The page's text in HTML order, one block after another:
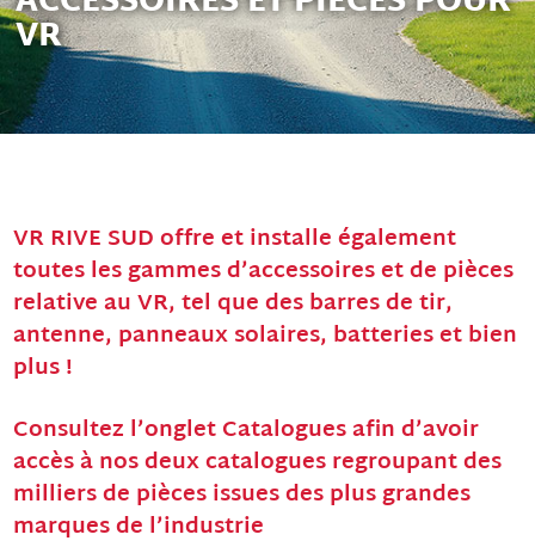
VR
VR RIVE SUD offre et installe également
toutes les gammes d’accessoires et de pièces
relative au VR, tel que des barres de tir,
antenne, panneaux solaires, batteries et bien
plus !
Consultez l’onglet Catalogues afin d’avoir
accès à nos deux catalogues regroupant des
milliers de pièces issues des plus grandes
marques de l’industrie